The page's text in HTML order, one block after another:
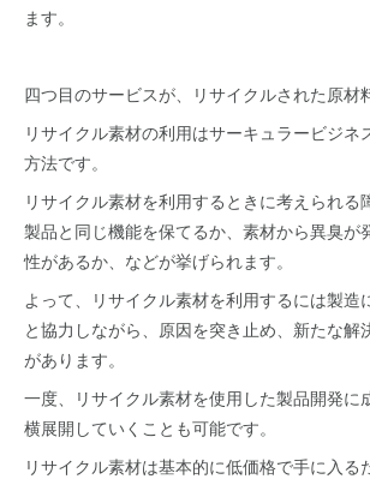
ます。
四つ目のサービスが、リサイクルされた原材
リサイクル素材の利用はサーキュラービジネ
方法です。
リサイクル素材を利用するときに考えられる
製品と同じ機能を保てるか、素材から異臭が
性があるか、などが挙げられます。
よって、リサイクル素材を利用するには製造
と協力しながら、原因を突き止め、新たな解
があります。
一度、リサイクル素材を使用した製品開発に
横展開していくことも可能です。
リサイクル素材は基本的に低価格で手に入る